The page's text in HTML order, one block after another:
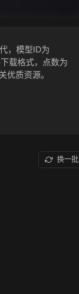
，模型ID为
载格式，点数为
优质资源。
换一批